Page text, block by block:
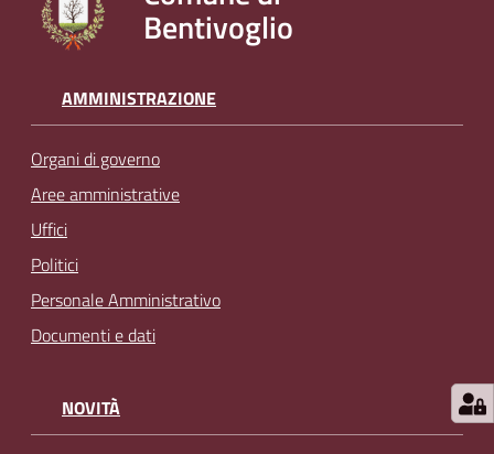
Tutti
gli
Seguici
su
Bentivoglio
AMMINISTRAZIONE
Organi di governo
Aree amministrative
Uffici
Politici
Personale Amministrativo
Documenti e dati
NOVITÀ